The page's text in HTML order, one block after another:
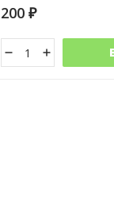
200 ₽